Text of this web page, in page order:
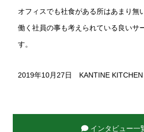
オフィスでも社食がある所はあまり無
働く社員の事も考えられている良いサ
す。
2019年10月27日 KANTINE KITCHEN
インタビュー一